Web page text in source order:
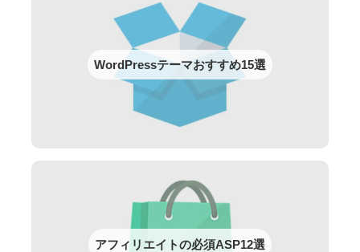
WordPressテーマおすすめ15選
アフィリエイトの必須ASP12選